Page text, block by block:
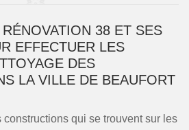
38 ET SES
EFFECTUER LES
DES
LA VILLE DE BEAUFORT
constructions qui se trouvent sur les